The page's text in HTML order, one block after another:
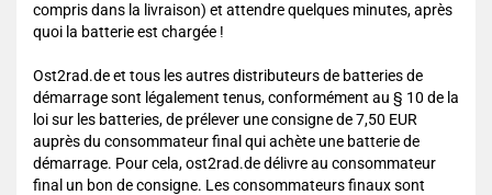
compris dans la livraison) et attendre quelques minutes, après
quoi la batterie est chargée !
Ost2rad.de et tous les autres distributeurs de batteries de
démarrage sont légalement tenus, conformément au § 10 de la
loi sur les batteries, de prélever une consigne de 7,50 EUR
auprès du consommateur final qui achète une batterie de
démarrage. Pour cela, ost2rad.de délivre au consommateur
final un bon de consigne. Les consommateurs finaux sont